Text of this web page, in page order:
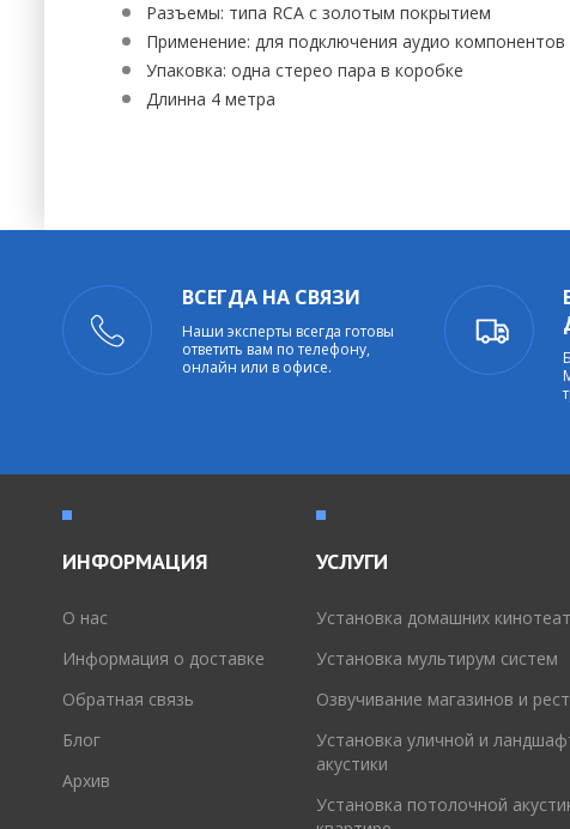
Разъемы: типа RCA с золотым покрытием
Применение: для подключения аудио компонентов
Упаковка: одна стерео пара в коробке
Длинна 4 метра
ВСЕГДА НА СВЯЗИ
Наши эксперты всегда готовы
ответить вам по телефону,
онлайн или в офисе.
ИНФОРМАЦИЯ
O нас
Информация о доставке
Обратная связь
Блог
Архив
УСЛУГИ
Установка домашних
Установка мультирум систем
Озвучивание магазинов и
Установка уличной и
акустики
Установка потолочной